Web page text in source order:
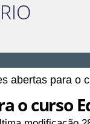
abertas para o
o curso